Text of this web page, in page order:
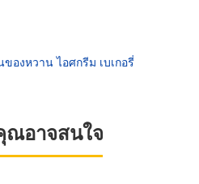
ของหวาน ไอศกรีม เบเกอรี่
อาจสนใจ